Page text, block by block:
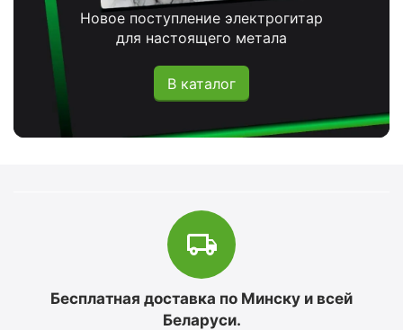
Новое поступление электрогитар
для настоящего метала
В каталог
Бесплатная доставка по Минску и всей
Беларуси.